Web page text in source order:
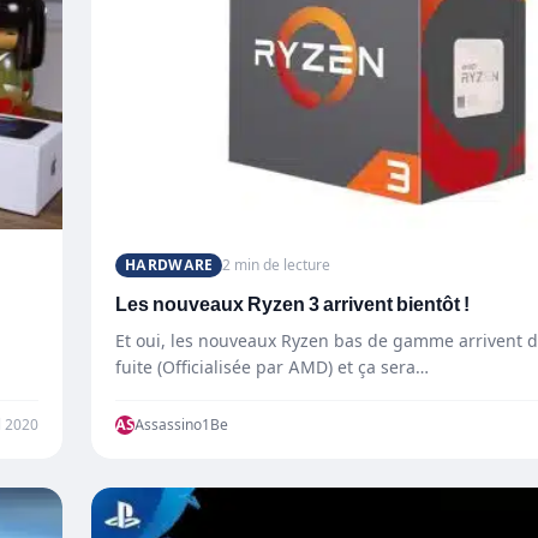
2020
HARDWARE 2 min de lecture
Les nouveaux Ryzen 3 arrivent bientôt !
Et oui, les nouveaux Ryzen bas de gamme arrivent
fuite (Officialisée par AMD) et ça sera…
ASAssassino1Be